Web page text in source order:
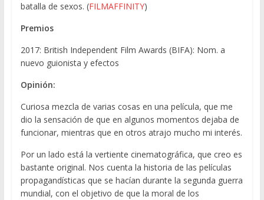
batalla de sexos. (FILMAFFINITY)
Premios
2017: British Independent Film Awards (BIFA): Nom. a
nuevo guionista y efectos
Opinión:
Curiosa mezcla de varias cosas en una película, que me
dio la sensación de que en algunos momentos dejaba de
funcionar, mientras que en otros atrajo mucho mi interés.
Por un lado está la vertiente cinematográfica, que creo es
bastante original. Nos cuenta la historia de las películas
propagandísticas que se hacían durante la segunda guerra
mundial, con el objetivo de que la moral de los